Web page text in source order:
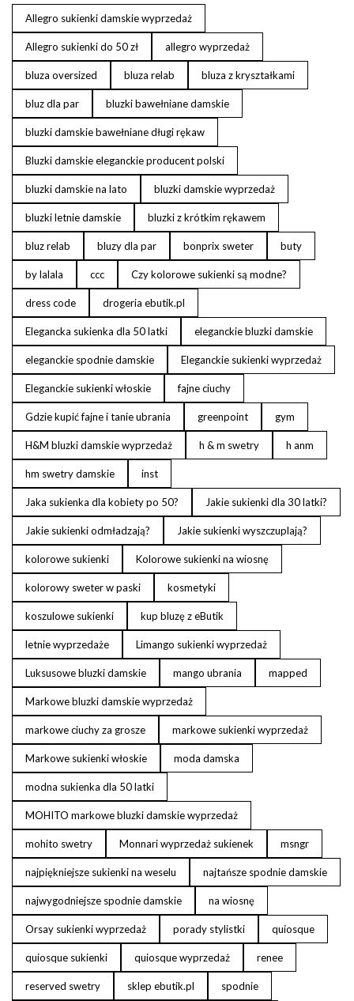
Allegro sukienki damskie wyprzedaż
Allegro sukienki do 50 zł allegro wyprzedaż
bluza oversized bluza relab bluza z kryształkami
bluz dla par bluzki bawełniane damskie
bluzki damskie bawełniane długi rękaw
Bluzki damskie eleganckie producent polski
bluzki damskie na lato bluzki damskie wyprzedaż
bluzki letnie damskie bluzki z krótkim rękawem
bluz relab bluzy dla par bonprix sweter buty
by lalala ccc Czy kolorowe sukienki są modne?
dress code drogeria ebutik.pl
Elegancka sukienka dla 50 latki eleganckie bluzki damskie
eleganckie spodnie damskie Eleganckie sukienki wyprzedaż
Eleganckie sukienki włoskie fajne ciuchy
Gdzie kupić fajne i tanie ubrania greenpoint gym
H&M bluzki damskie wyprzedaż h & m swetry h anm
hm swetry damskie inst
Jaka sukienka dla kobiety po 50? Jakie sukienki dla 30 latki?
Jakie sukienki odmładzają? Jakie sukienki wyszczuplają?
kolorowe sukienki Kolorowe sukienki na wiosnę
kolorowy sweter w paski kosmetyki
koszulowe sukienki kup bluzę z eButik
letnie wyprzedaże Limango sukienki wyprzedaż
Luksusowe bluzki damskie mango ubrania mapped
Markowe bluzki damskie wyprzedaż
markowe ciuchy za grosze markowe sukienki wyprzedaż
Markowe sukienki włoskie moda damska
modna sukienka dla 50 latki
MOHITO markowe bluzki damskie wyprzedaż
mohito swetry Monnari wyprzedaż sukienek msngr
najpiękniejsze sukienki na weselu najtańsze spodnie damskie
najwygodniejsze spodnie damskie na wiosnę
Orsay sukienki wyprzedaż porady stylistki quiosque
quiosque sukienki quiosque wyprzedaż renee
reserved swetry sklep ebutik.pl spodnie